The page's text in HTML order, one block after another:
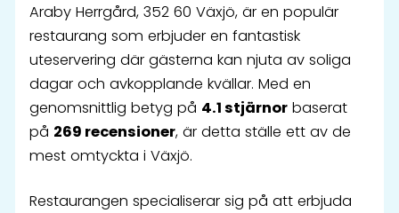
Araby Herrgård, 352 60 Växjö, är en populär
restaurang som erbjuder en fantastisk
uteservering där gästerna kan njuta av soliga
dagar och avkopplande kvällar. Med en
genomsnittlig betyg på 4.1 stjärnor baserat
på 269 recensioner, är detta ställe ett av de
mest omtyckta i Växjö.
Restaurangen specialiserar sig på att erbjuda